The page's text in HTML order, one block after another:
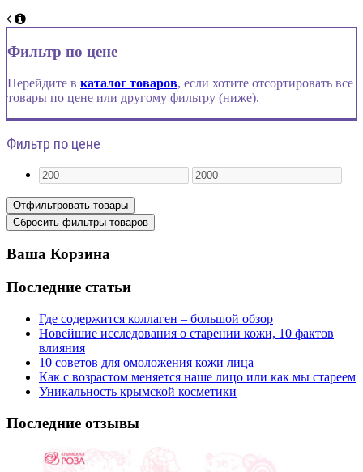
Фильтр по цене
Перейдите в каталог товаров, если хотите отсортировать все
товары по цене или другому фильтру (ниже).
Фильтр по цене
Ваша Корзина
Последние статьи
Где содержится коллаген – большой обзор
Новейшие исследования о старении кожи, 10 фактов
влияния
10 советов для омоложения кожи лица
Как с возрастом меняется наше лицо или как мы стареем
Уникальность крымской косметики
Последние отзывы